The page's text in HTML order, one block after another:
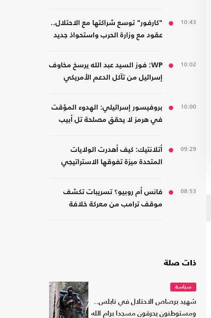
10:43
"كارفور" توسع شراكتها مع الاحتلال..
عقود مع وزارة الحرب واستحواذ جديد
10:02
WP: فوز السيد عبد الله يرسخ مخاوف
إسرائيل من تآكل الدعم الأمريكي
10:00
بروفيسور إسرائيلي: الهدوء المؤقت
في هرمز لا يحقق مصلحة تل أبيب
09:29
أتلانتيك: كيف أهدرت الولايات
المتحدة ميزة تفوقها الاستراتيجي
08:53
فانس أم روبيو؟ تسريبات تكشف
موقف ترامب من معركة خلافة
ذات صلة
سياسة
شهيد برصاص الاحتلال في نابلس..
ومستوطنون يحرقون مسجدا برام الله